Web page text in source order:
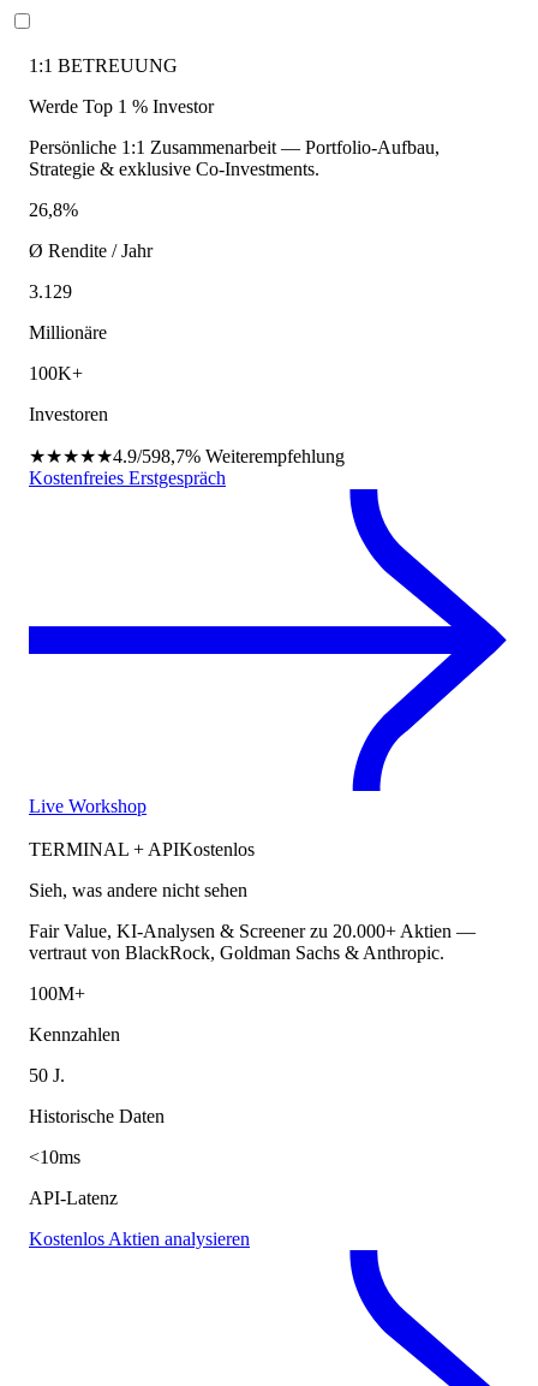
1:1 BETREUUNG
Werde Top 1 % Investor
Persönliche 1:1 Zusammenarbeit — Portfolio-Aufbau,
Strategie & exklusive Co-Investments.
26,8%
Ø Rendite / Jahr
3.129
Millionäre
100K+
Investoren
★★★★★4.9/598,7% Weiterempfehlung
Kostenfreies Erstgespräch
Live Workshop
TERMINAL + APIKostenlos
Sieh, was andere nicht sehen
Fair Value, KI-Analysen & Screener zu 20.000+ Aktien —
vertraut von BlackRock, Goldman Sachs & Anthropic.
100M+
Kennzahlen
50 J.
Historische Daten
<10ms
API-Latenz
Kostenlos Aktien analysieren